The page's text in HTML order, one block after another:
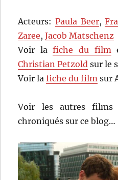
Acteurs: Paula Beer,
Zaree,Jacob Matschenz
Voir lafiche du film
Christian Petzold sur le
Voir lafiche du film sur
Voir les autres
chroniqués sur ce blog…